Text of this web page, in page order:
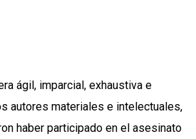
ágil, imparcial, exhaustiva e
autores materiales e intelectuales,
haber participado en el asesinato